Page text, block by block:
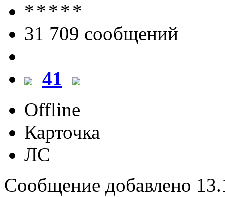
31 709 cообщений
41
Offline
Карточка
ЛС
Сообщение добавлено